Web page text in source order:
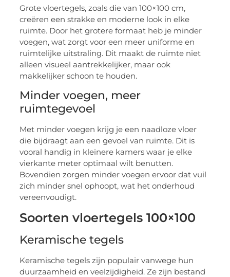
Grote vloertegels, zoals die van 100×100 cm,
creëren een strakke en moderne look in elke
ruimte. Door het grotere formaat heb je minder
voegen, wat zorgt voor een meer uniforme en
ruimtelijke uitstraling. Dit maakt de ruimte niet
alleen visueel aantrekkelijker, maar ook
makkelijker schoon te houden.
Minder voegen, meer
ruimtegevoel
Met minder voegen krijg je een naadloze vloer
die bijdraagt aan een gevoel van ruimte. Dit is
vooral handig in kleinere kamers waar je elke
vierkante meter optimaal wilt benutten.
Bovendien zorgen minder voegen ervoor dat vuil
zich minder snel ophoopt, wat het onderhoud
vereenvoudigt.
Soorten vloertegels 100×100
Keramische tegels
Keramische tegels zijn populair vanwege hun
duurzaamheid en veelzijdigheid. Ze zijn bestand